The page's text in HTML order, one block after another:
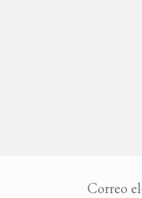
Correo